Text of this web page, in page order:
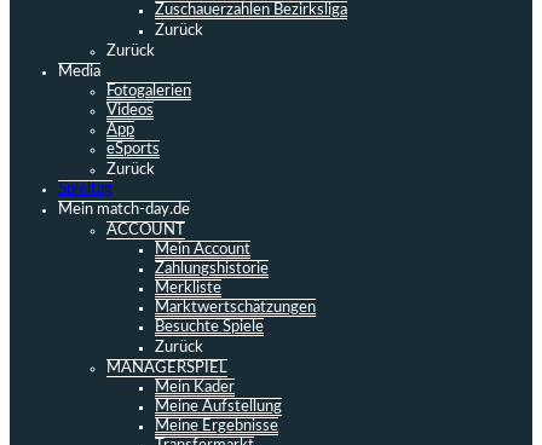
Zuschauerzahlen Bezirksliga
Zurück
Zurück
Media
Fotogalerien
Videos
App
eSports
Zurück
Spieltag
Mein match-day.de
ACCOUNT
Mein Account
Zahlungshistorie
Merkliste
Marktwertschätzungen
Besuchte Spiele
Zurück
MANAGERSPIEL
Mein Kader
Meine Aufstellung
Meine Ergebnisse